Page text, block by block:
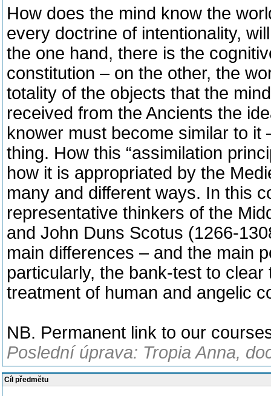
How does the mind know the
every doctrine of intentionality,
the one hand, there is the
constitution – on the other, the
totality of the objects that the
received from the Ancients the
knower must become similar to
thing. How this “assimilation
how it is appropriated by the
many and different ways. In this
representative thinkers of the
and John Duns Scotus (1266-
main differences – and the main
particularly, the bank-test to
treatment of human and angelic
NB. Permanent link to our
Poslední úprava: Tropia Anna,
Cíl předmětu